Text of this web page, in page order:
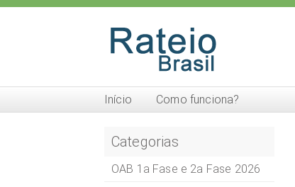
Início Como funciona?
Categorias
OAB 1a Fase e 2a Fase 2026